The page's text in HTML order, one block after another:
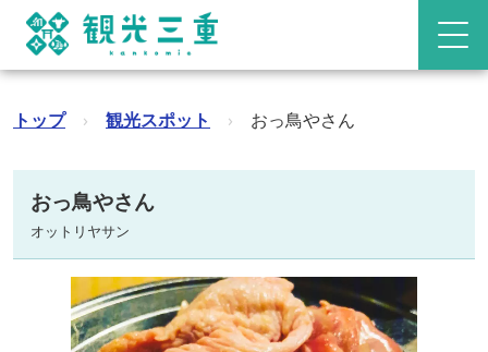
トップ › 観光スポット › おっ鳥やさん
おっ鳥やさん
オットリヤサン